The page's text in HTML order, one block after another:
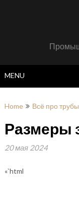
MENU
Home Всё про трубы
Размеры
20 мая 2024
«`html